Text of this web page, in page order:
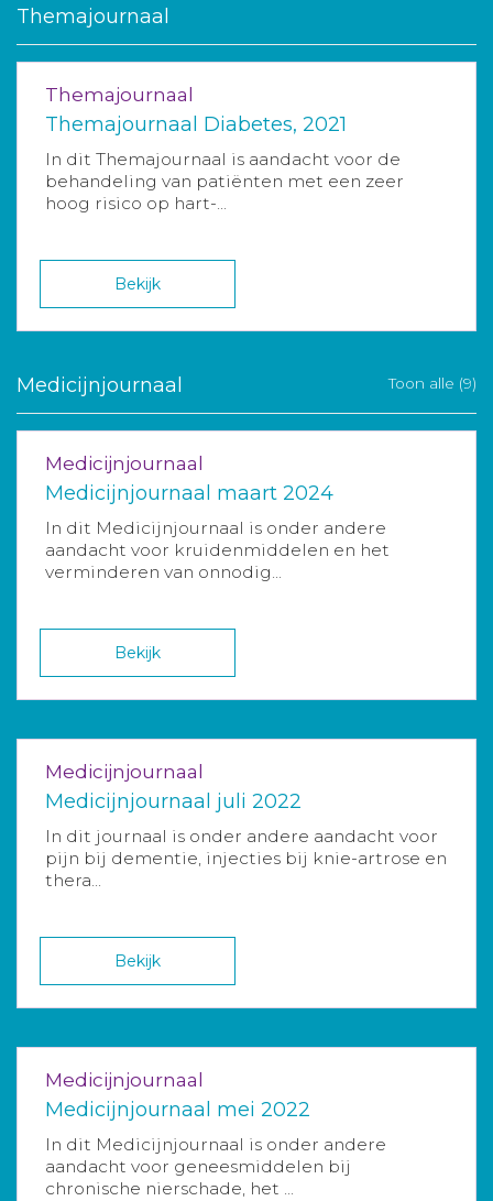
Themajournaal
Themajournaal
Themajournaal Diabetes, 2021
In dit Themajournaal is aandacht voor de
behandeling van patiënten met een zeer
hoog risico op hart-...
Bekijk
Medicijnjournaal Toon alle (9)
Medicijnjournaal
Medicijnjournaal maart 2024
In dit Medicijnjournaal is onder andere
aandacht voor kruidenmiddelen en het
verminderen van onnodig...
Bekijk
Medicijnjournaal
Medicijnjournaal juli 2022
In dit journaal is onder andere aandacht voor
pijn bij dementie, injecties bij knie-artrose en
thera...
Bekijk
Medicijnjournaal
Medicijnjournaal mei 2022
In dit Medicijnjournaal is onder andere
aandacht voor geneesmiddelen bij
chronische nierschade, het ...